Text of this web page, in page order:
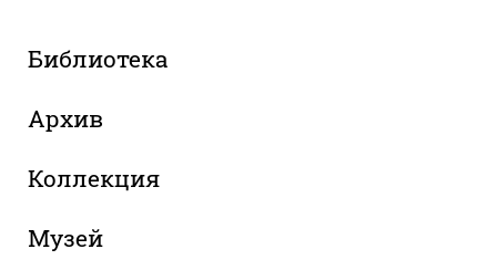
Библиотека
Архив
Коллекция
Музей